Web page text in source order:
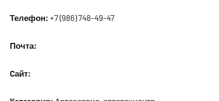
Телефон: +7 (986) 748-49-47
Почта:
Cайт: